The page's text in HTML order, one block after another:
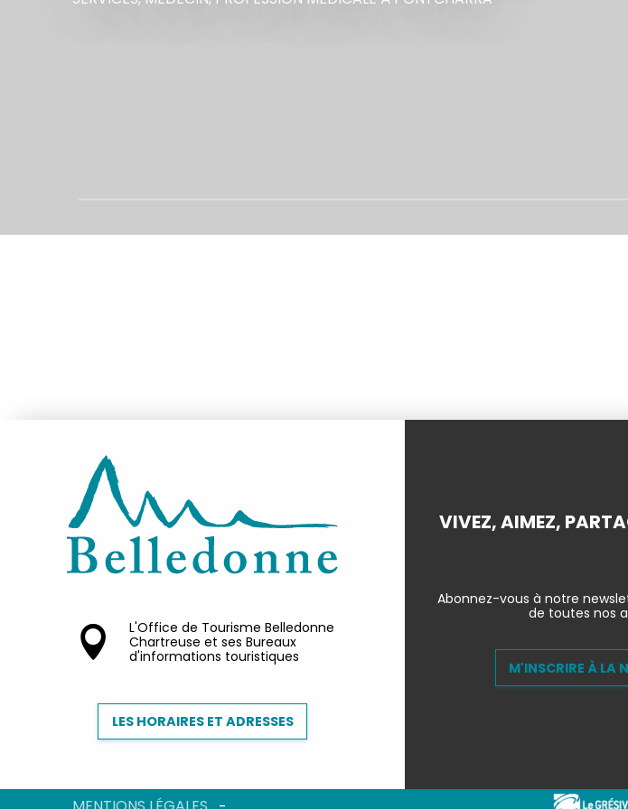
L'Office de Tourisme Belledonne
Chartreuse et ses Bureaux
d'informations touristiques
LES HORAIRES ET ADRESSES
VIVEZ, AIMEZ,
Abonnez-vous à notre
de toutes nos
M'INSCRIRE À LA